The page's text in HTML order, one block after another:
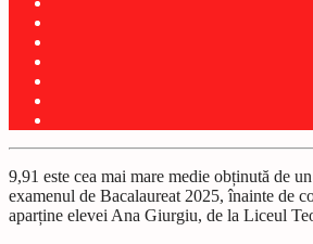
9,91 este cea mai mare medie obținută de
examenul de Bacalaureat 2025, înainte de
aparține elevei Ana Giurgiu, de la Liceul